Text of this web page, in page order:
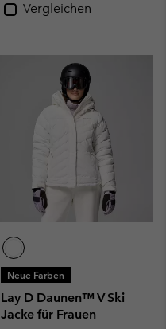
Vergleichen
Neue Farben
Lay D Daunen™ V Ski
Jacke für Frauen